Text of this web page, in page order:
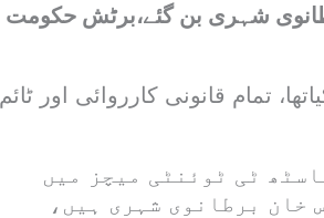
شہری بن گئے،برٹش حکومت
تمام قانونی کارروائی اور ٹائم
ٹی ٹوئنٹی میچز میں
خان برطانوی شہری ہیں،